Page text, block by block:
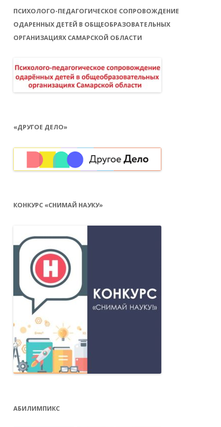
ПСИХОЛОГО-ПЕДАГОГИЧЕСКОЕ СОПРОВОЖДЕНИЕ
ОДАРЕННЫХ ДЕТЕЙ В ОБЩЕОБРАЗОВАТЕЛЬНЫХ
ОРГАНИЗАЦИЯХ САМАРСКОЙ ОБЛАСТИ
«ДРУГОЕ ДЕЛО»
КОНКУРС «СНИМАЙ НАУКУ»
АБИЛИМПИКС